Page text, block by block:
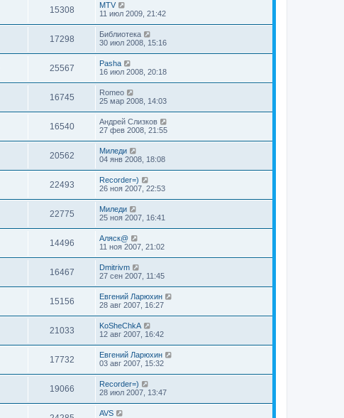
15308
MTV
11 июл 2009, 21:42
17298
Библиотека
30 июл 2008, 15:16
25567
Pasha
16 июл 2008, 20:18
16745
Romeo
25 мар 2008, 14:03
16540
Андрей Слизков
27 фев 2008, 21:55
20562
Миледи
04 янв 2008, 18:08
22493
Recorder=)
26 ноя 2007, 22:53
22775
Миледи
25 ноя 2007, 16:41
14496
Аляск@
11 ноя 2007, 21:02
16467
Dmitrivm
27 сен 2007, 11:45
15156
Евгений Ларюхин
28 авг 2007, 16:27
21033
KoSheChkA
12 авг 2007, 16:42
17732
Евгений Ларюхин
03 авг 2007, 15:32
19066
Recorder=)
28 июл 2007, 13:47
AVS